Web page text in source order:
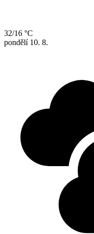
32/16 °C
pondělí 10. 8.